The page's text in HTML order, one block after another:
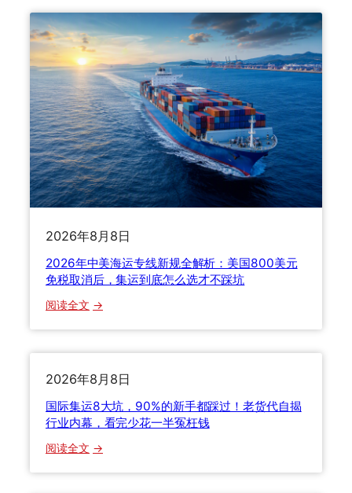
关
税
与
货
损
理
赔
全
流
程
详
空
运
v
s
海
运
v
s
快
递
怎
选
三
种
运
全
位
比
，
2026年8月8日
2026年中美海运专线新规全解析：美国800美元
免税取消后，集运到底怎么选才不踩坑
阅读全文 ：
6
中
美
海
2026年8月8日
国际集运8大坑，90%的新手都踩过！老货代自揭
行业内幕，看完少花一半冤枉钱
阅读全文 ：